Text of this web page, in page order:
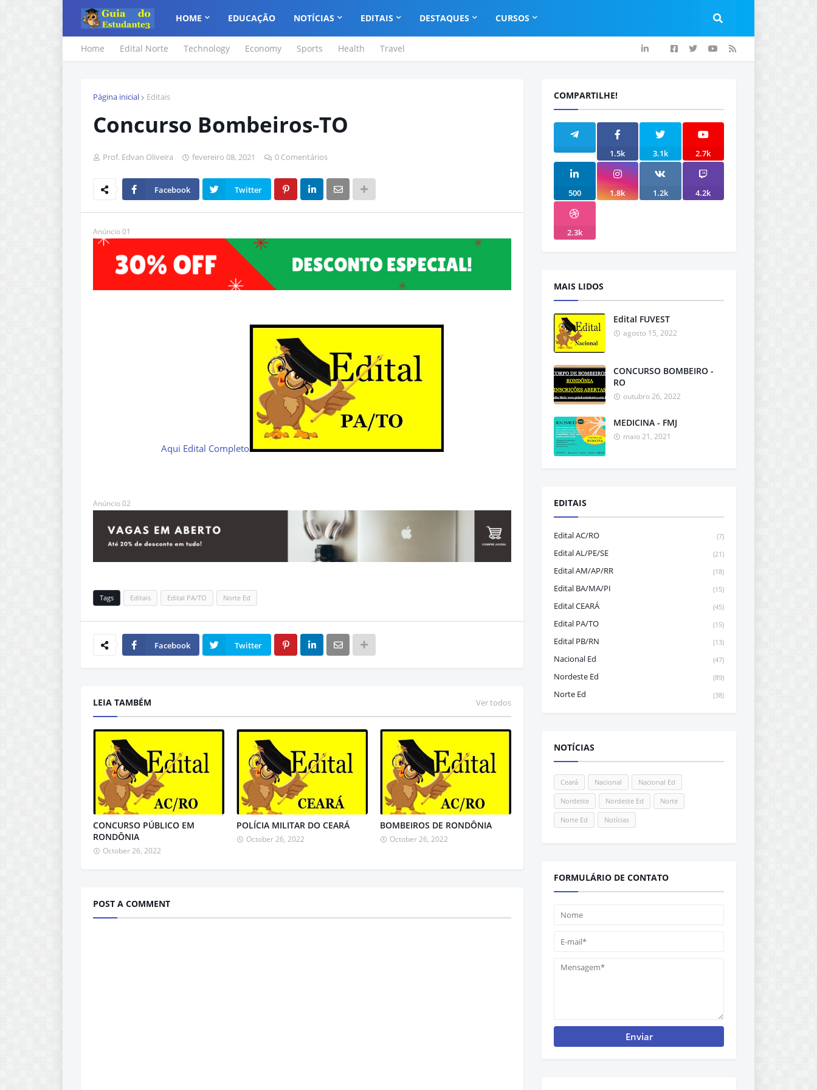
HOME EDUCAÇÃO NOTÍCIAS EDITAIS DESTAQUES CURSOS
Home Edital Norte Technology Economy Sports Health Travel
Página inicial Editais
Concurso Bombeiros-TO
Prof. Edvan Oliveira fevereiro 08, 2021 0 Comentários
Facebook Twitter
Anúncio 01
Aqui Edital Completo
Anúncio 02
Tags Editais Edital PA/TO Norte Ed
Facebook Twitter
LEIA TAMBÉM Ver todos
CONCURSO PÚBLICO EM
RONDÔNIA
October 26, 2022
POLÍCIA MILITAR DO CEARÁ
October 26, 2022
BOMBEIROS DE RONDÔNIA
October 26, 2022
POST A COMMENT
COMPARTILHE!
1.5k 3.1k 2.7k
500 1.8k 1.2k 4.2k
2.3k
MAIS LIDOS
Edital FUVEST
agosto 15, 2022
CONCURSO BOMBEIRO -
RO
outubro 26, 2022
MEDICINA - FMJ
maio 21, 2021
EDITAIS
Edital AC/RO (7)
Edital AL/PE/SE (21)
Edital AM/AP/RR (18)
Edital BA/MA/PI (15)
Edital CEARÁ (45)
Edital PA/TO (15)
Edital PB/RN (13)
Nacional Ed (47)
Nordeste Ed (89)
Norte Ed (38)
NOTÍCIAS
Ceará Nacional Nacional Ed
Nordeste Nordeste Ed Norte
Norte Ed Notícias
FORMULÁRIO DE CONTATO